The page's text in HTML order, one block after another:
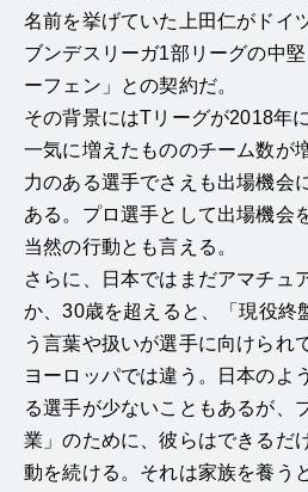
名前を挙げていた上田仁がドイ
ブンデスリーガ1部リーグの中
ーフェン」との契約だ。
その背景にはTリーグが2018年
一気に増えたもののチーム数が
力のある選手でさえも出場機会
ある。プロ選手として出場機会
当然の行動とも言える。
さらに、日本ではまだアマチュ
か、30歳を超えると、「現役終
う言葉や扱いが選手に向けられ
ヨーロッパでは違う。日本のよ
る選手が少ないこともあるが、
業」のために、彼らはできるだ
動を続ける。それは家族を養う